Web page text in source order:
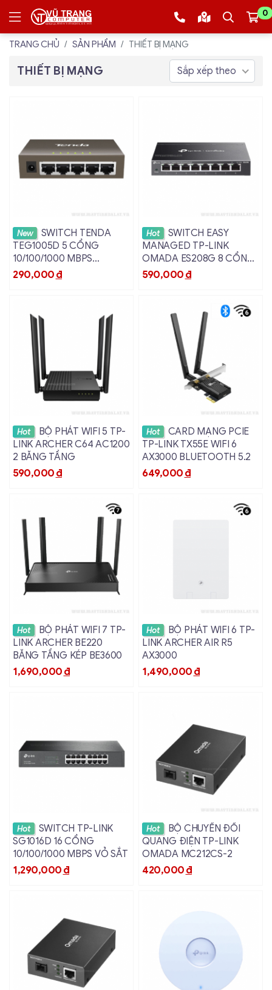
0
TRANG CHỦ SẢN PHẨM THIẾT BỊ MẠNG
THIẾT BỊ MẠNG Sắp xếp theo
Xem chi tiết
New
SWITCH TENDA
TEG1005D 5 CỔNG
10/100/1000 MBPS
GIGABIT VỎ SẮT
290,000đ
Xem chi tiết
Hot
SWITCH EASY
MANAGED TP-LINK
OMADA ES208G 8 CỔNG
GIGABIT VỎ SẮT
590,000đ
Xem chi tiết
Hot
BỘ PHÁT WIFI 5 TP-
LINK ARCHER C64 AC1200
2 BĂNG TẦNG
590,000đ
Xem chi tiết
Hot
CARD MẠNG PCIE
TP-LINK TX55E WIFI 6
AX3000 BLUETOOTH 5.2
649,000đ
Xem chi tiết
Hot
BỘ PHÁT WIFI 7 TP-
LINK ARCHER BE220
BĂNG TẦNG KÉP BE3600
1,690,000đ
Xem chi tiết
Hot
BỘ PHÁT WIFI 6 TP-
LINK ARCHER AIR R5
AX3000
1,490,000đ
Xem chi tiết
Hot
SWITCH TP-LINK
SG1016D 16 CỔNG
10/100/1000 MBPS VỎ SẮT
1,290,000đ
Xem chi tiết
Hot
BỘ CHUYỂN ĐỔI
QUANG ĐIỆN TP-LINK
OMADA MC212CS-2
420,000đ